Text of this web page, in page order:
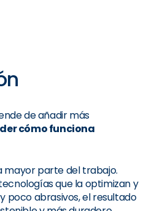
de añadir más
cómo funciona
mayor parte del trabajo.
que la optimizan y
poco abrasivos, el resultado